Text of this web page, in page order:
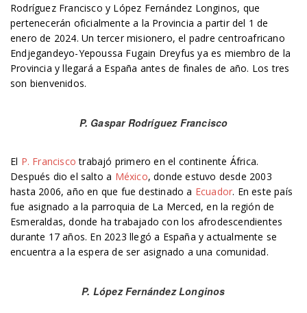
Rodríguez Francisco y López Fernández Longinos, que
pertenecerán oficialmente a la Provincia a partir del 1 de
enero de 2024. Un tercer misionero, el padre centroafricano
Endjegandeyo-Yepoussa Fugain Dreyfus ya es miembro de la
Provincia y llegará a España antes de finales de año. Los tres
son bienvenidos.
P. Gaspar Rodríguez Francisco
El P. Francisco trabajó primero en el continente África.
Después dio el salto a México, donde estuvo desde 2003
hasta 2006, año en que fue destinado a Ecuador. En este país
fue asignado a la parroquia de La Merced, en la región de
Esmeraldas, donde ha trabajado con los afrodescendientes
durante 17 años. En 2023 llegó a España y actualmente se
encuentra a la espera de ser asignado a una comunidad.
P. López Fernández Longinos